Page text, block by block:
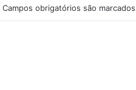
Campos obrigatórios são